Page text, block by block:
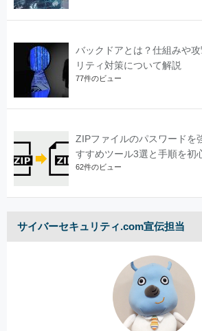
バックドアとは？仕組みや
リティ対策について解説
77件のビュー
ZIPファイルのパスワードを
すすめツール3選と手順を初
62件のビュー
サイバーセキュリティ.com宣伝担当